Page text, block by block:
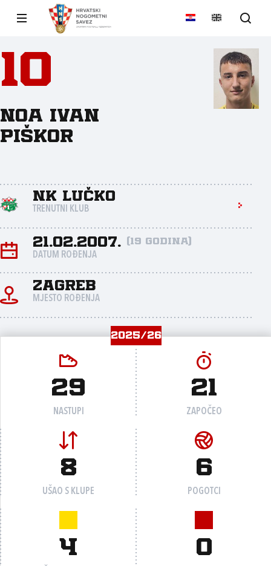
10
Noa Ivan
Piškor
NK Lučko
TRENUTNI KLUB
21.02.2007. (19 godina)
DATUM ROĐENJA
Zagreb
MJESTO ROĐENJA
2025/26
29
NASTUPI
21
ZAPOČEO
8
UŠAO S KLUPE
6
POGOTCI
4 0